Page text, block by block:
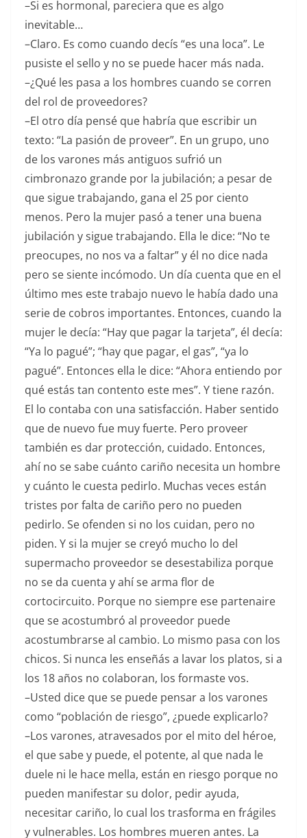
–Si es hormonal, pareciera que es algo
inevitable…
–Claro. Es como cuando decís “es una loca”. Le
pusiste el sello y no se puede hacer más nada.
–¿Qué les pasa a los hombres cuando se corren
del rol de proveedores?
–El otro día pensé que habría que escribir un
texto: “La pasión de proveer”. En un grupo, uno
de los varones más antiguos sufrió un
cimbronazo grande por la jubilación; a pesar de
que sigue trabajando, gana el 25 por ciento
menos. Pero la mujer pasó a tener una buena
jubilación y sigue trabajando. Ella le dice: “No te
preocupes, no nos va a faltar” y él no dice nada
pero se siente incómodo. Un día cuenta que en el
último mes este trabajo nuevo le había dado una
serie de cobros importantes. Entonces, cuando la
mujer le decía: “Hay que pagar la tarjeta”, él decía:
“Ya lo pagué”; “hay que pagar, el gas”, “ya lo
pagué”. Entonces ella le dice: “Ahora entiendo por
qué estás tan contento este mes”. Y tiene razón.
El lo contaba con una satisfacción. Haber sentido
que de nuevo fue muy fuerte. Pero proveer
también es dar protección, cuidado. Entonces,
ahí no se sabe cuánto cariño necesita un hombre
y cuánto le cuesta pedirlo. Muchas veces están
tristes por falta de cariño pero no pueden
pedirlo. Se ofenden si no los cuidan, pero no
piden. Y si la mujer se creyó mucho lo del
supermacho proveedor se desestabiliza porque
no se da cuenta y ahí se arma flor de
cortocircuito. Porque no siempre ese partenaire
que se acostumbró al proveedor puede
acostumbrarse al cambio. Lo mismo pasa con los
chicos. Si nunca les enseñás a lavar los platos, si a
los 18 años no colaboran, los formaste vos.
–Usted dice que se puede pensar a los varones
como “población de riesgo”, ¿puede explicarlo?
–Los varones, atravesados por el mito del héroe,
el que sabe y puede, el potente, al que nada le
duele ni le hace mella, están en riesgo porque no
pueden manifestar su dolor, pedir ayuda,
necesitar cariño, lo cual los trasforma en frágiles
y vulnerables. Los hombres mueren antes. La